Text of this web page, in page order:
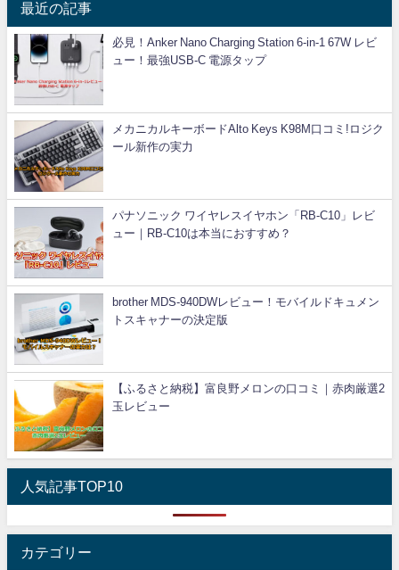
最近の記事
必見！Anker Nano Charging Station 6-in-1 67W レビ
ュー！最強USB-C 電源タップ
メカニカルキーボードAlto Keys K98M口コミ!ロジク
ール新作の実力
パナソニック ワイヤレスイヤホン「RB-C10」レビ
ュー｜RB-C10は本当におすすめ？
brother MDS-940DWレビュー！モバイルドキュメン
トスキャナーの決定版
【ふるさと納税】富良野メロンの口コミ｜赤肉厳選2
玉レビュー
人気記事TOP10
カテゴリー